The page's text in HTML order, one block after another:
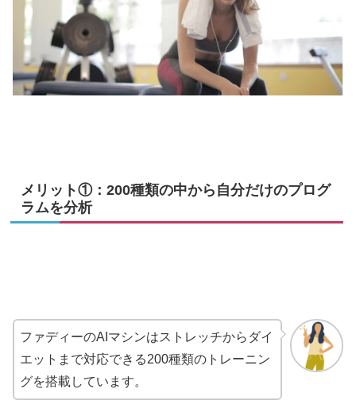
メリット①：200種類の中から自分だけのプログ
ラムを分析
ファディーのAIマシンはストレッチからダイ
エットまで対応できる200種類のトレーニン
グを搭載しています。